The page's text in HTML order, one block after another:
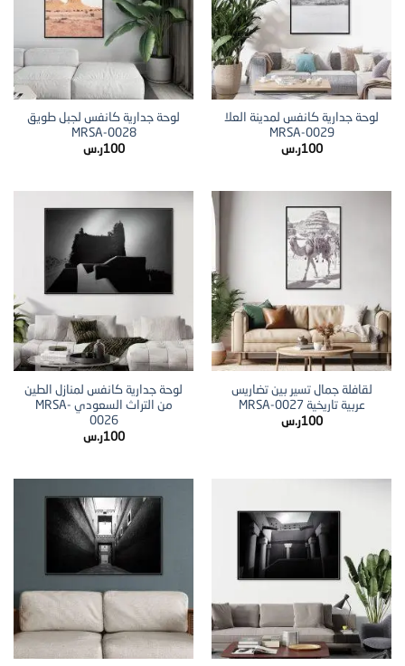
لوحة جدارية كانفس لمدينة العلا
MRSA-0029
100ر.س
لوحة جدارية كانفس لجبل طويق
MRSA-0028
100ر.س
لقافلة جمال تسير بين تضاريس
عربية تاريخية MRSA-0027
100ر.س
لوحة جدارية كانفس لمنازل الطين
من التراث السعودي MRSA-
0026
100ر.س